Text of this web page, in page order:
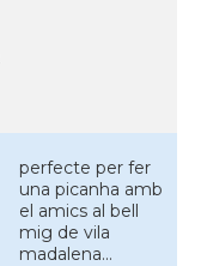
perfecte per fer
una picanha amb
el amics al bell
mig de vila
madalena...